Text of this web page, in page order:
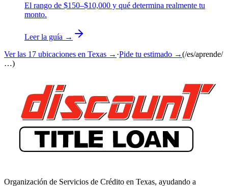
El rango de $150–$10,000 y qué determina realmente tu
monto.
Leer la guía →
Ver las 17 ubicaciones en Texas → ·Pide tu estimado →(/es/aprende/
…)
Organización de Servicios de Crédito en Texas, ayudando a